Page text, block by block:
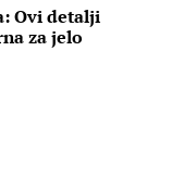
Ovi detalji
za jelo